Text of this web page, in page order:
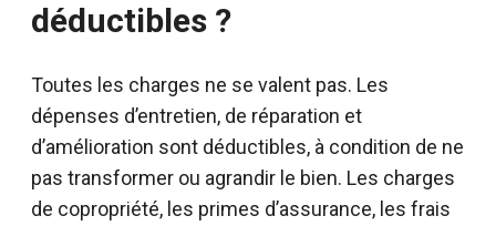
déductibles ?
Toutes les charges ne se valent pas. Les
dépenses d’entretien, de réparation et
d’amélioration sont déductibles, à condition de ne
pas transformer ou agrandir le bien. Les charges
de copropriété, les primes d’assurance, les frais